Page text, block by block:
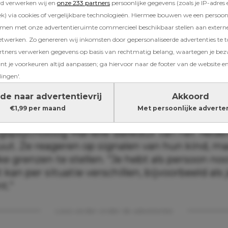
verwerken wij en onze 233 partners persoonlijke gegevens (zoals je IP-adres
via cookies of vergelijkbare technologieën. Hiermee bouwen we een
met onze advertentieruimte commercieel beschikbaar stellen aan
Zo genereren wij inkomsten door gepersonaliseerde advertenties te
verwerken gegevens op basis van rechtmatig belang, waartegen je
je voorkeuren altijd aanpassen; ga hiervoor naar de footer van de website
naar advertentievrij
€1,99 per maand
Akkoord
Met persoonlijke
daar een radar voor. En ze prikken
maar niet daadwerkelijk van plan bent
begint Dietz.
zijn er vier opvoedstijlen: autoritair,
niet betrokken. “De meerderheid van de
een autoritatieve opvoedstijl,” zegt
Marielle Balledux van het
Ze reageren op signalen van hun kind,
grenzen te stellen. “Je hebt als persoon
kan per situatie verschillen, bijvoorbeeld als